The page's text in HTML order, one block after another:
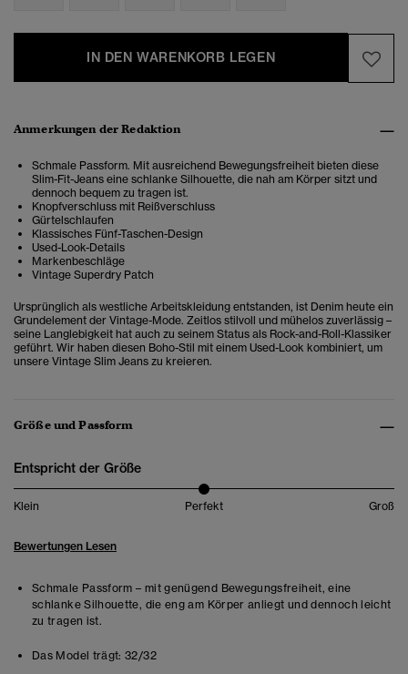
IN DEN WARENKORB LEGEN
Anmerkungen der Redaktion
Schmale Passform. Mit ausreichend Bewegungsfreiheit bieten diese
Slim-Fit-Jeans eine schlanke Silhouette, die nah am Körper sitzt und
dennoch bequem zu tragen ist.
Knopfverschluss mit Reißverschluss
Gürtelschlaufen
Klassisches Fünf-Taschen-Design
Used-Look-Details
Markenbeschläge
Vintage Superdry Patch
Ursprünglich als westliche Arbeitskleidung entstanden, ist Denim heute ein
Grundelement der Vintage-Mode. Zeitlos stilvoll und mühelos zuverlässig –
seine Langlebigkeit hat auch zu seinem Status als Rock-and-Roll-Klassiker
geführt. Wir haben diesen Boho-Stil mit einem Used-Look kombiniert, um
unsere Vintage Slim Jeans zu kreieren.
Größe und Passform
Entspricht der Größe
Klein Perfekt Groß
Bewertungen Lesen
Schmale Passform – mit genügend Bewegungsfreiheit, eine
schlanke Silhouette, die eng am Körper anliegt und dennoch leicht
zu tragen ist.
Das Model trägt: 32/32